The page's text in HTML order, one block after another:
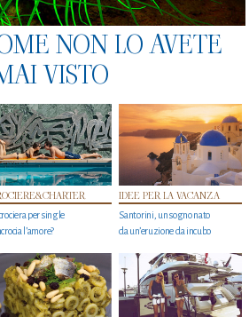
NON LO AVETE
VISTO
per single
l’amore?
IDEE PER LA VACANZA
Santorini, un sogno nato
da un’eruzione da incubo